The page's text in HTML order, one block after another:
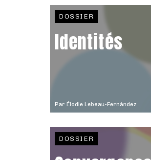
Par Élodie Lebeau-Fernández
DOSSIER
Identités
DOSSIER